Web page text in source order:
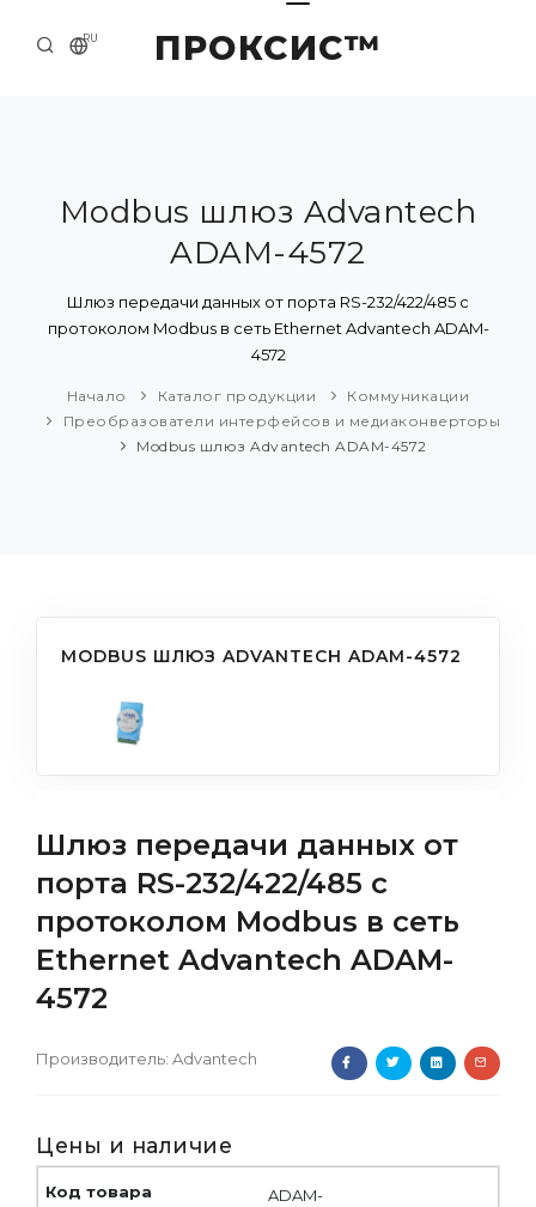
ПРОКСИС™
RU
О КОМПАНИИ
ПРИМЕРЫ И РЕШЕНИЯ
КАТАЛОГ ПРОДУКЦИИ
Modbus шлюз Advantech
ADAM-4572
Шлюз передачи данных от порта RS-232/422/485 с
протоколом Modbus в сеть Ethernet Advantech ADAM-
4572
Начало Каталог продукции
Коммуникации
Преобразователи интерфейсов и медиаконверторы
Modbus шлюз Advantech ADAM-4572
MODBUS ШЛЮЗ ADVANTECH ADAM-4572
Шлюз передачи данных от
порта RS-232/422/485 с
протоколом Modbus в сеть
Ethernet Advantech ADAM-
4572
Производитель: Advantech
Цены и наличие
ADAM-